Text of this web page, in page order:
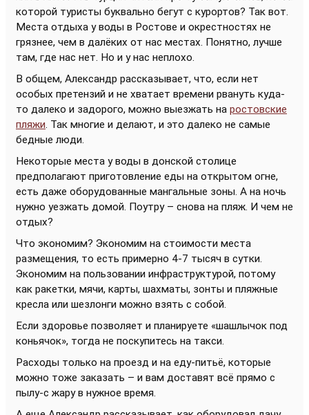
которой туристы буквально бегут с курортов? Так вот.
Места отдыха у воды в Ростове и окрестностях не
грязнее, чем в далёких от нас местах. Понятно, лучше
там, где нас нет. Но и у нас неплохо.
В общем, Александр рассказывает, что, если нет
особых претензий и не хватает времени рвануть куда-
то далеко и задорого, можно выезжать на ростовские
пляжи. Так многие и делают, и это далеко не самые
бедные люди.
Некоторые места у воды в донской столице
предполагают приготовление еды на открытом огне,
есть даже оборудованные мангальные зоны. А на ночь
нужно уезжать домой. Поутру – снова на пляж. И чем не
отдых?
Что экономим? Экономим на стоимости места
размещения, то есть примерно 4-7 тысяч в сутки.
Экономим на пользовании инфраструктурой, потому
как ракетки, мячи, карты, шахматы, зонты и пляжные
кресла или шезлонги можно взять с собой.
Если здоровье позволяет и планируете «шашлычок под
коньячок», тогда не поскупитесь на такси.
Расходы только на проезд и на еду-питьё, которые
можно тоже заказать – и вам доставят всё прямо с
пылу-с жару в нужное время.